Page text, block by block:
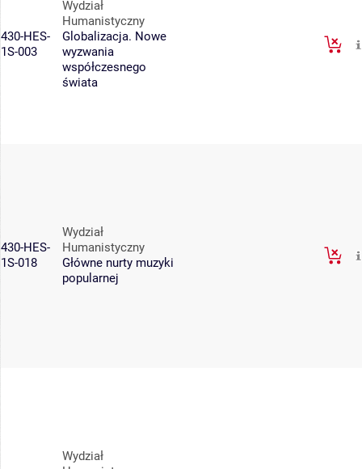
430-HES-
1S-003
Wydział
Humanistyczny
Globalizacja. Nowe
wyzwania
współczesnego
świata
430-HES-
1S-018
Wydział
Humanistyczny
Główne nurty muzyki
popularnej
Wydział